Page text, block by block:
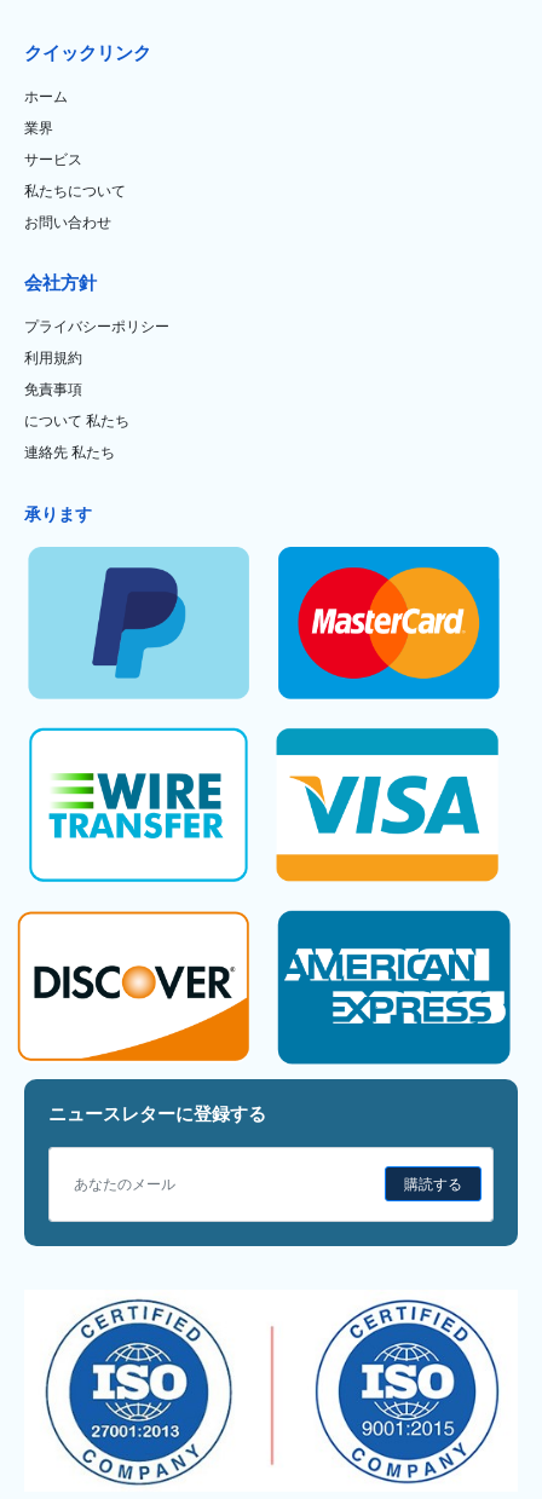
クイックリンク
ホーム
業界
サービス
私たちについて
お問い合わせ
会社方針
プライバシーポリシー
利用規約
免責事項
について 私たち
連絡先 私たち
承ります
ニュースレターに登録する
購読する